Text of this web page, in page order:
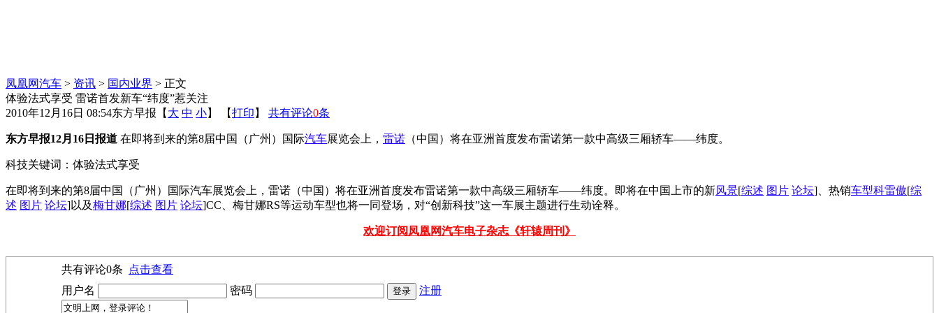
凤凰网汽车 > 资讯 > 国内业界 > 正文
体验法式享受 雷诺首发新车“纬度”惹关注
2010年12月16日 08:54东方早报 【 大 中 小】 【打印 】 共有评论0条
东方早报12月16日报道 在即将到来的第8届中国（广州）国际汽车展览会上， 雷诺 （中国）将在亚洲首度发布雷诺第一款中高级三厢轿车——纬度。
科技关键词：体验法式享受
在即将到来的第8届中国（广州）国际汽车展览会上，雷诺（中国）将在亚洲首度发布雷诺第一款中高级三厢轿车——纬度。即将在中国上市的新风景[综述 图片 论坛]、热销车型科雷傲[综
述 图片 论坛]以及梅甘娜[综述 图片 论坛]CC、梅甘娜RS等运动车型也将一同登场，对“创新科技”这一车展主题进行生动诠释。
欢迎订阅凤凰网汽车电子杂志《轩辕周刊》
共有评论0条
点击查看
用户名
密码 注册